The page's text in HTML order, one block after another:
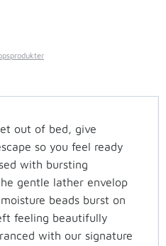
out of bed, give
so you feel ready
with bursting
gentle lather envelop
beads burst on
feeling beautifully
with our signature